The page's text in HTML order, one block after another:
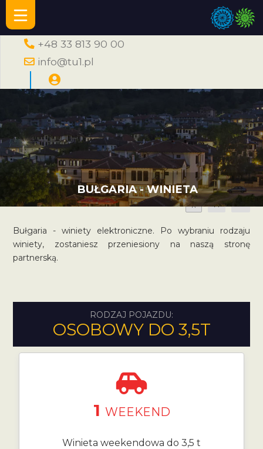
+48 33 813 90 00
info@tu1.pl
BUŁGARIA - WINIETA
A A
Bułgaria - winiety elektroniczne. Po wybraniu rodzaju
winiety, zostaniesz przeniesiony na naszą stronę
partnerską.
RODZAJ POJAZDU:
OSOBOWY DO 3,5T
1 WEEKEND
Winieta weekendowa do 3,5 t